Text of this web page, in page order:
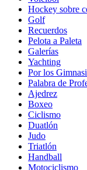
Hockey sobre
Golf
Recuerdos
Pelota a Paleta
Galerías
Yachting
Por los
Palabra de
Ajedrez
Boxeo
Ciclismo
Duatlón
Judo
Triatlón
Handball
Motociclismo